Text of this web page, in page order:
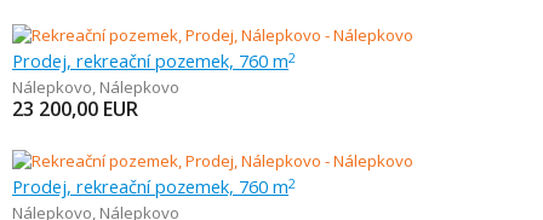
Prodej, rekreační pozemek, 760 m2
Nálepkovo, Nálepkovo
23 200,00 EUR
Prodej, rekreační pozemek, 760 m2
Nálepkovo, Nálepkovo